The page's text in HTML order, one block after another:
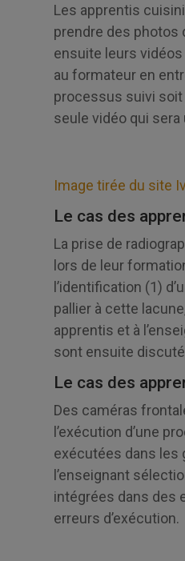
Les apprentis
prendre des photos
ensuite leurs
au formateur en
processus suivi soit
seule vidéo qui
Image tirée du site
Le cas des
La prise de
lors de leur
l’identification (1)
pallier à cette
apprentis et à
sont ensuite
Le cas des
Des caméras
l’exécution d’une
exécutées dans les
l’enseignant
intégrées dans des
erreurs d’exécution.